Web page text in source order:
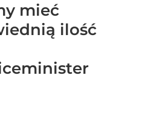
mieć
ilość